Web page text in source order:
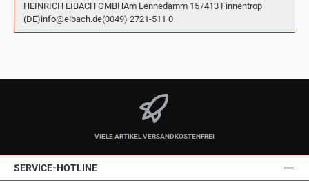
HEINRICH EIBACH GMBHAm Lennedamm 157413 Finnentrop
(DE)info@eibach.de(0049) 2721-511 0
VIELE ARTIKEL VERSANDKOSTENFREI
SERVICE-HOTLINE